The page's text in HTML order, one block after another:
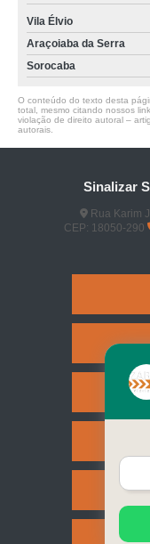
Vila Élvio
Araçoiaba da Serra
Sorocaba
O conteúdo do texto desta
total, mesmo citando nossos
violação de direito autoral –
autorais
Sinalizar
Rua Karim
CEP: 18050-290